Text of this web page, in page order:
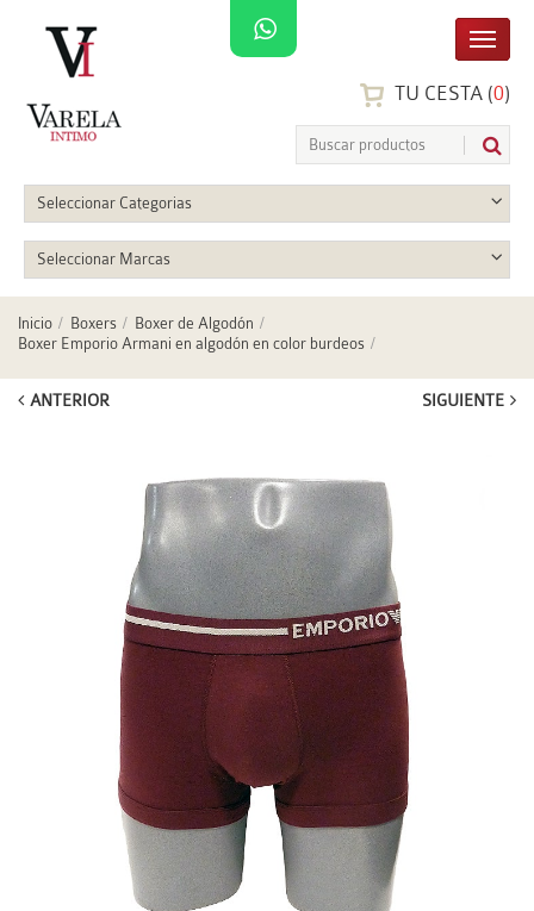
TU CESTA (0)
Seleccionar Categorias
Seleccionar Marcas
Inicio Boxers
Boxer de Algodón
Boxer Emporio Armani en algodón en color burdeos
ANTERIOR SIGUIENTE